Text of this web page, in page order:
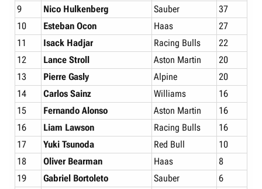
9
Nico Hulkenberg Sauber
37
10
Esteban Ocon Haas
27
11
Isack Hadjar Racing Bulls
22
12
Lance Stroll Aston Martin
20
13
Pierre Gasly Alpine
20
14
Carlos Sainz Williams
16
15
Fernando Alonso Aston Martin
16
16
Liam Lawson Racing Bulls
16
17
Yuki Tsunoda Red Bull
10
18
Oliver Bearman Haas
8
19
Gabriel Bortoleto Sauber
6